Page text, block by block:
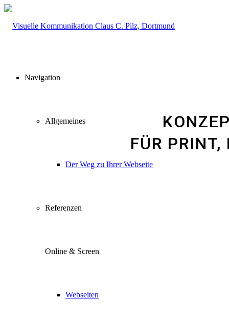
Navigation
Allgemeines
Der Weg zu Ihrer Webseite
Referenzen
Online & Screen
Webseiten
FÜR